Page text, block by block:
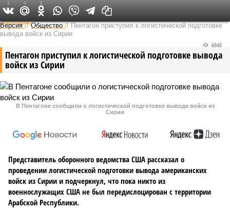
Федеральный выпуск
Версия //Общество //Пентагон приступил к логистической подготовке
вывода войск из Сирии
Пентагон приступил к логистической подготовке вывода
войск из Сирии
6048
В Пентагоне сообщили о логистической подготовке вывода войск из
Сирии
Представитель оборонного ведомства США рассказал о
проведении логистической подготовки вывода американских
войск из Сирии и подчеркнул, что пока никто из
военнослужащих США не был передислоцирован с территории
Арабской Республики.
1 0 0